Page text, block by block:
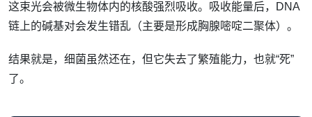
这束光会被微生物体内的核酸强烈吸收。吸收能量后，DNA
链上的碱基对会发生错乱（主要是形成胸腺嘧啶二聚体）。
结果就是，细菌虽然还在，但它失去了繁殖能力，也就“死”
了。